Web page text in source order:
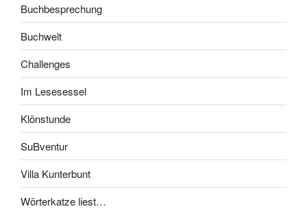
Buchbesprechung
Buchwelt
Challenges
Im Lesesessel
Klönstunde
SuBventur
Villa Kunterbunt
Wörterkatze liest…